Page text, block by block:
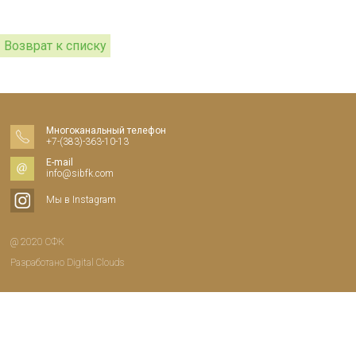
Возврат к списку
Многоканальный телефон
+7-(383)-363-10-13
E-mail
info@sibfk.com
Мы в Instagram
@ 2020 СФК
Разработано Digital Clouds